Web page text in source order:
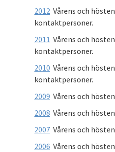
2012 Vårens och
kontaktpersoner.
2011 Vårens och
kontaktpersoner.
2010 Vårens och
kontaktpersoner.
2009 Vårens och
2008 Vårens och
2007 Vårens och
2006 Vårens och